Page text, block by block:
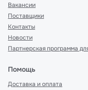
Вакансии
Поставщики
Контакты
Новости
Партнерская программа
Помощь
Доставка и оплата